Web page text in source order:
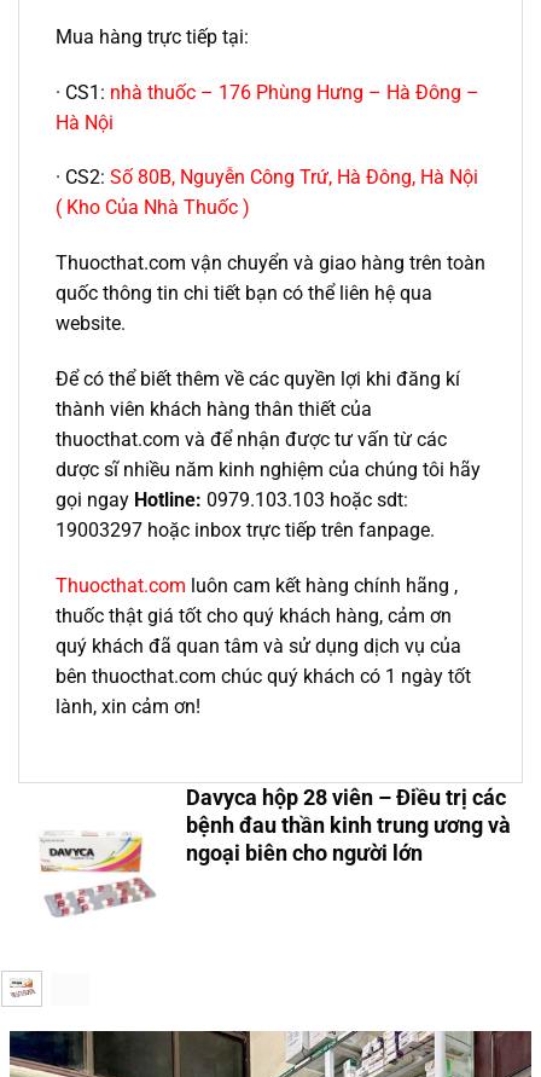
Mua hàng trực tiếp tại:
· CS1: nhà thuốc – 176 Phùng Hưng – Hà Đông –
Hà Nội
· CS2: Số 80B, Nguyễn Công Trứ, Hà Đông, Hà Nội
( Kho Của Nhà Thuốc )
Thuocthat.com vận chuyển và giao hàng trên toàn
quốc thông tin chi tiết bạn có thể liên hệ qua
website.
Để có thể biết thêm về các quyền lợi khi đăng kí
thành viên khách hàng thân thiết của
thuocthat.com và để nhận được tư vấn từ các
dược sĩ nhiều năm kinh nghiệm của chúng tôi hãy
gọi ngay Hotline: 0979.103.103 hoặc sdt:
19003297 hoặc inbox trực tiếp trên fanpage.
Thuocthat.com luôn cam kết hàng chính hãng ,
thuốc thật giá tốt cho quý khách hàng, cảm ơn
quý khách đã quan tâm và sử dụng dịch vụ của
bên thuocthat.com chúc quý khách có 1 ngày tốt
lành, xin cảm ơn!
Davyca hộp 28 viên – Điều trị các
bệnh đau thần kinh trung ương và
ngoại biên cho người lớn